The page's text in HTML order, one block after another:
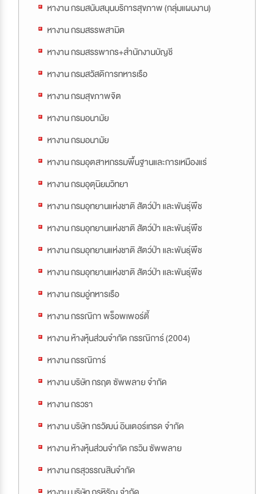
หางาน กรมสนับสนุนบริการสุขภาพ (กลุ่มแผนงาน)
หางาน กรมสรรพสามิต
หางาน กรมสรรพากร+สำนักงานบัญชี
หางาน กรมสวัสดิการทหารเรือ
หางาน กรมสุขภาพจิต
หางาน กรมอนามัย
หางาน กรมอนามัย
หางาน กรมอุตสาหกรรมพื้นฐานและการเหมืองแร่
หางาน กรมอุตุนิยมวิทยา
หางาน กรมอุทยานแห่งชาติ สัตว์ป่า และพันธุ์พืช
หางาน กรมอุทยานแห่งชาติ สัตว์ป่า และพันธุ์พืช
หางาน กรมอุทยานแห่งชาติ สัตว์ป่า และพันธุ์พืช
หางาน กรมอุทยานแห่งชาติ สัตว์ป่า และพันธุ์พืช
หางาน กรมอู่ทหารเรือ
หางาน กรรณิกา พร็อพเพอร์ตี้
หางาน ห้างหุ้นส่วนจำกัด กรรณิการ์ (2004)
หางาน กรรณิการ์
หางาน บริษัท กรฤต ซัพพลาย จำกัด
หางาน กรวรา
หางาน บริษัท กรวัฒน์ อินเตอร์เทรด จำกัด
หางาน ห้างหุ้นส่วนจำกัด กรวิน ซัพพลาย
หางาน กรสุวรรณสินจำกัด